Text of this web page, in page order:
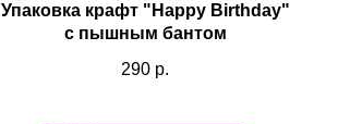
Упаковка крафт "Happy Birthday"
с пышным бантом
290 р.